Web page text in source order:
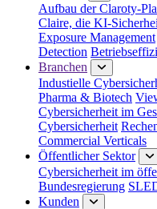
Aufbau der Claroty-
Claire, die KI-
Exposure Management
Detection
Branchen
Industielle
Pharma & Biotech
Cybersicherheit im
Cybersicherheit
Commercial Verticals
Öffentlicher Sektor
Cybersicherheit im
Bundesregierung
Kunden